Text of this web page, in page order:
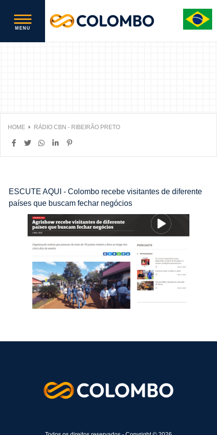
HOME RÁDIO CBN - RIBEIRÃO PRETO
ESCUTE AQUI - Colombo recebe visitantes de diferente
países que buscam fechar negócios